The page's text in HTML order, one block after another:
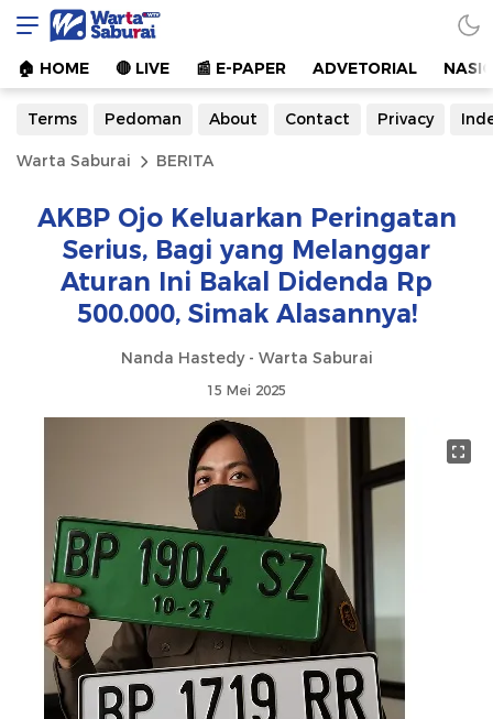
Warta Saburai
Sumber Informasi Terkini
🏠︎ HOME 🔴 LIVE 📰 E-PAPER ADVETORIAL
Terms Pedoman About Contact Privacy
Warta Saburai BERITA
AKBP Ojo Keluarkan Peringatan
Serius, Bagi yang Melanggar
Aturan Ini Bakal Didenda Rp
500.000, Simak Alasannya!
Nanda Hastedy - Warta Saburai
15 Mei 2025